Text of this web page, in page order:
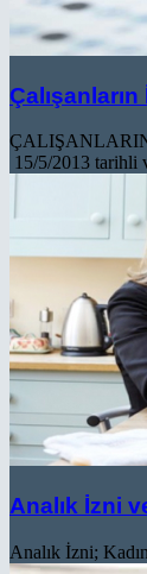
15/5/2013 tarihli
Analık İzni
Analık İzni;